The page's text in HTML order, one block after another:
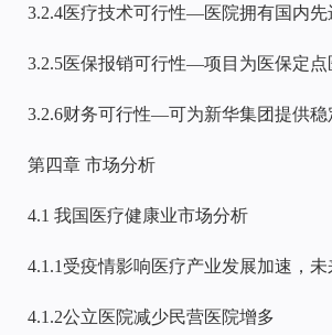
3.2.4医疗技术可行性—医院拥有国内先
3.2.5医保报销可行性—项目为医保定点
3.2.6财务可行性—可为新华集团提供稳
第四章 市场分析
4.1 我国医疗健康业市场分析
4.1.1受疫情影响医疗产业发展加速，
4.1.2公立医院减少民营医院增多